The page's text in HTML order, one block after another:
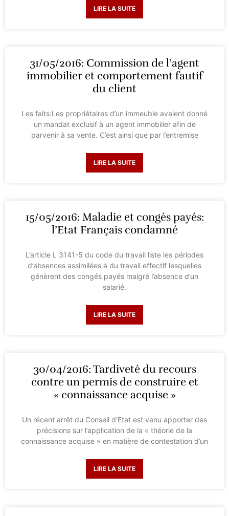
LIRE LA SUITE
31/05/2016: Commission de l’agent
immobilier et comportement fautif
du client
Les faits:Les propriétaires d’un immeuble avaient donné
un mandat exclusif à un agent immobilier afin de
parvenir à sa vente. C’est ainsi que par l’entremise
LIRE LA SUITE
15/05/2016: Maladie et congés payés:
l’Etat Français condamné
L’article L 3141-5 du code du travail liste les périodes
d’absences assimilées à du travail effectif lesquelles
génèrent des congés payés malgré l’absence d’un
salarié.
LIRE LA SUITE
30/04/2016: Tardiveté du recours
contre un permis de construire et
« connaissance acquise »
Un récent arrêt du Conseil d’Etat est venu apporter des
précisions sur l’application de la « théorie de la
connaissance acquise » en matière de contestation d’un
LIRE LA SUITE